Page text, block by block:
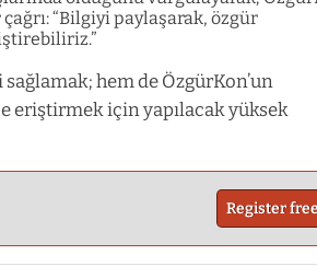
“Bilgiyi paylaşarak, özgür
hem de ÖzgürKon’un
eriştirmek için yapılacak yüksek
Register